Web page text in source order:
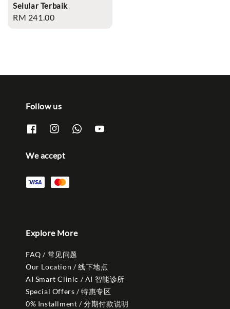
Selular Terbaik
Regular
RM 241.00
Follow us
We accept
Explore More
FAQ / 常见问题
Our Location / 线下地点
AI Smart Clinic / AI 智能诊所
Special Offers / 特惠专区
0% Installment / 分期付款说明